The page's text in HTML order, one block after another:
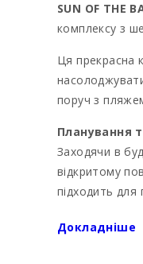
SUN OF THE
комплексу з
Ця прекрасна
поруч з пляжем
Планування
Заходячи в
відкритому
підходить
У квартирі є
Докладніше